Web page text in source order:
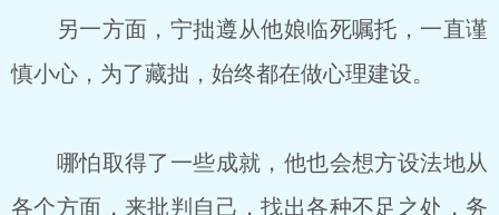
另一方面，宁拙遵从他娘临死嘱托，一直谨
慎小心，为了藏拙，始终都在做心理建设。
哪怕取得了一些成就，他也会想方设法地从
各个方面，来批判自己，找出各种不足之处，务